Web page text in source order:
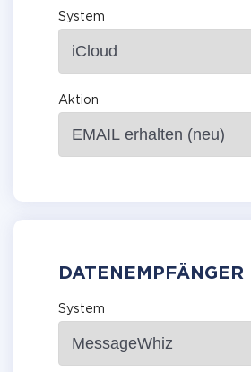
System
Aktion
DATENEMPFÄNGER
System